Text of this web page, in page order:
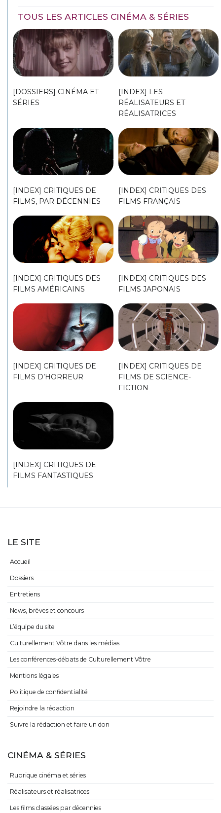
TOUS LES ARTICLES CINÉMA & SÉRIES
[DOSSIERS] CINÉMA ET
SÉRIES
[INDEX] LES
RÉALISATEURS ET
RÉALISATRICES
[INDEX] CRITIQUES DE
FILMS, PAR DÉCENNIES
[INDEX] CRITIQUES DES
FILMS FRANÇAIS
[INDEX] CRITIQUES DES
FILMS AMÉRICAINS
[INDEX] CRITIQUES DES
FILMS JAPONAIS
[INDEX] CRITIQUES DE
FILMS D’HORREUR
[INDEX] CRITIQUES DE
FILMS DE SCIENCE-
FICTION
[INDEX] CRITIQUES DE
FILMS FANTASTIQUES
LE SITE
Accueil
Dossiers
Entretiens
News, brèves et concours
L’équipe du site
Culturellement Vôtre dans les médias
Les conférences-débats de Culturellement Vôtre
Mentions légales
Politique de confidentialité
Rejoindre la rédaction
Suivre la rédaction et faire un don
CINÉMA & SÉRIES
Rubrique cinéma et séries
Réalisateurs et réalisatrices
Les films classées par décennies